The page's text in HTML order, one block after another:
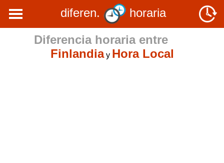
diferen.
horaria
Diferencia horaria entre
Finlandiay Hora Local